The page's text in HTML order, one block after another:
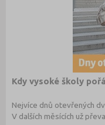
Kdy vysoké školy
Nejvíce dnů otevřených
V dalších měsících už